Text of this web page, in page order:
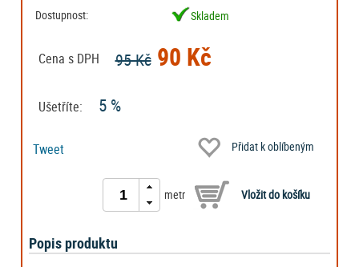
Dostupnost: Skladem
Cena s DPH 95 Kč90 Kč
Ušetříte: 5 %
Tweet Přidat k oblíbeným
metr
Popis produktu